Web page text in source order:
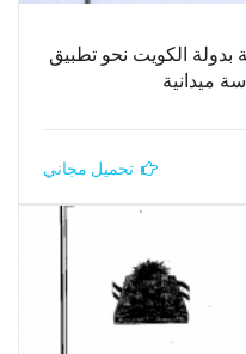
بدولة الكويت نحو تطبيق
ميدانية
تحميل مجاني